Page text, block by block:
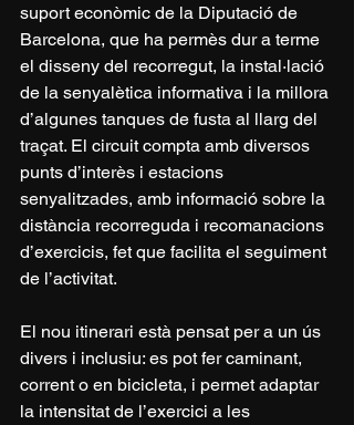
suport econòmic de la Diputació de
Barcelona, que ha permès dur a terme
el disseny del recorregut, la instal·lació
de la senyalètica informativa i la millora
d’algunes tanques de fusta al llarg del
traçat. El circuit compta amb diversos
punts d’interès i estacions
senyalitzades, amb informació sobre la
distància recorreguda i recomanacions
d’exercicis, fet que facilita el seguiment
de l’activitat.
El nou itinerari està pensat per a un ús
divers i inclusiu: es pot fer caminant,
corrent o en bicicleta, i permet adaptar
la intensitat de l’exercici a les